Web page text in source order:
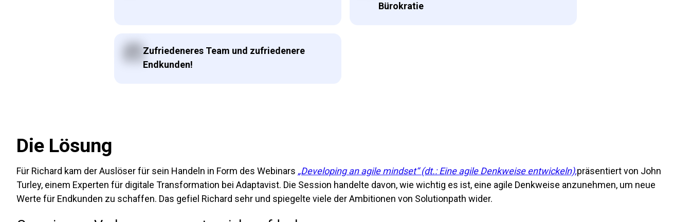
Bürokratie
Zufriedeneres Team und zufriedenere
Endkunden!
Die Lösung
Für Richard kam der Auslöser für sein Handeln in Form des Webinars „Developing an agile mindset“ (dt.: Eine agile Denkweise entwickeln),präsentiert von John
Turley, einem Experten für digitale Transformation bei Adaptavist. Die Session handelte davon, wie wichtig es ist, eine agile Denkweise anzunehmen, um neue
Werte für Endkunden zu schaffen. Das gefiel Richard sehr und spiegelte viele der Ambitionen von Solutionpath wider.